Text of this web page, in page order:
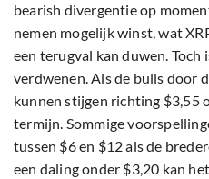
bearish divergentie op
nemen mogelijk winst, wat
een terugval kan duwen.
verdwenen. Als de bulls door
kunnen stijgen richting $3,55
termijn. Sommige
tussen $6 en $12 als de
een daling onder $3,20 kan